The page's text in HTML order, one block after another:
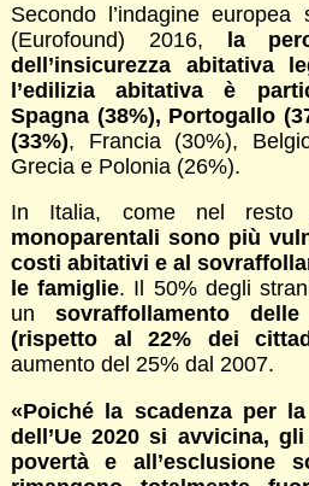
Secondo l’indagine
(Eurofound) 2016, la
dell’insicurezza abitativa
l’edilizia abitativa è
Spagna (38%), Portogallo
(33%), Francia (30%),
Grecia e Polonia (26%).
In Italia, come nel resto
monoparentali sono più
costi abitativi e al
le famiglie. Il 50% degli
un sovraffollamento
(rispetto al 22% dei
aumento del 25% dal 2007.
«Poiché la scadenza per
dell’Ue 2020 si avvicina,
povertà e all’esclusione